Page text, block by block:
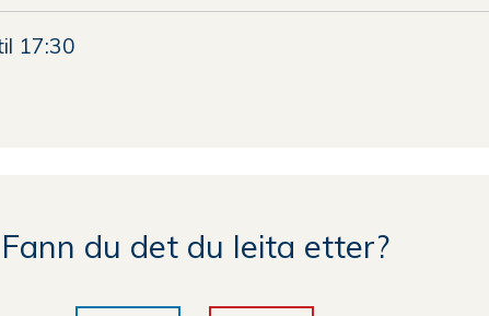
17:30
Fann du det du leita etter?